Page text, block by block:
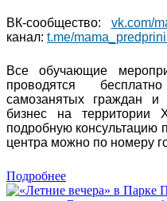
ВК-сообщество: vk.com/
канал: t.me/
Все обучающие
проводятся
самозанятых граждан
бизнес на территории
подробную консультацию
центра можно по номеру
Подробнее